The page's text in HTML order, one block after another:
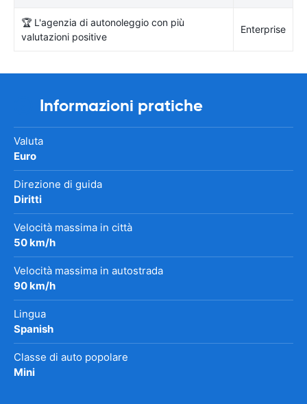
🏆 L'agenzia di autonoleggio con più
valutazioni positive
Enterprise
Informazioni pratiche
Valuta
Euro
Direzione di guida
Diritti
Velocità massima in città
50 km/h
Velocità massima in autostrada
90 km/h
Lingua
Spanish
Classe di auto popolare
Mini